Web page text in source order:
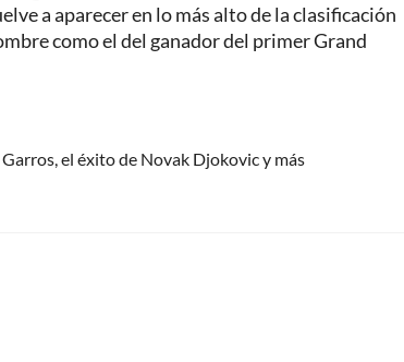
a aparecer en lo más alto de la clasificación
como el del ganador del primer Grand
el éxito de Novak Djokovic y más